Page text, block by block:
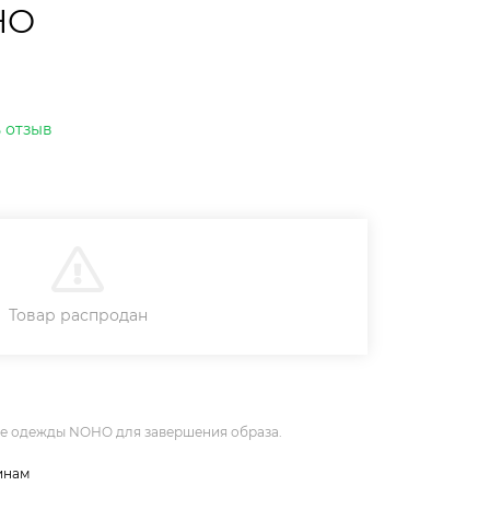
отзыв
Товар распродан
одежды NOHO для завершения образа.